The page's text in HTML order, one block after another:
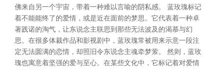
佛来自另一个宇宙，带着一种难以言喻的阴私感。 蓝玫瑰标记
着不能能终了的爱情，或是近在面前的梦思。它代表着一种卓
著践诺的淘气，让东说念主联思到那些无法波及的渴慕与幻
思。在很多体裁作品和影视剧中，蓝玫瑰常被用来示意一段注
定无法圆满的恋情，却照旧令东说念主魂牵梦萦。 然则，蓝玫
瑰也寓意着坚强的爱与至心。在某些文化中，它标记着对爱情